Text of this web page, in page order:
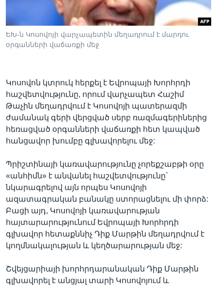
Լեզուներ
ԵԽ-ն Կոսովոյի վարչապետին մեղադրում է մարդու
օրգանների վաճառքի մեջ
Կոսովոն կտրուկ հերքել է Եվրոպայի Խորհրդի
հաշվետվությունը, որում վարչապետ Հաշիմ
Թաչին մեղադրվում է Կոսովոյի պատերազմի
ժամանակ գերի վերցված սերբ ռազմագերիներից
հեռացված օրգանների վաճառքի հետ կապված
հանցավոր խումբը գլխավորելու մեջ:
Պրիշտինայի կառավարությունը չորեքշաբթի օրը
«անհիմն» է անվանել հաշվետվությունը`
նկարագրելով այն որպես Կոսովոյի
ազատագրական բանակը ստորացնելու մի փորձ:
Բացի այդ, Կոսովոյի կառավարության
հայտարարությունում Եվրոպայի Խորհրդի
գլխավոր հետաքննիչ Դիք Մարթին մեղադրվում է
կողմնակալության և կեղծարարության մեջ:
Շվեյցարիայի խորհրդարանական Դիք Մարթին
գլխավորել է անցյալ տարի Կոսովոյում և